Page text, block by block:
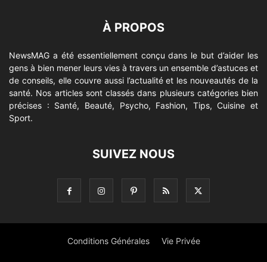
À PROPOS
NewsMAG a été essentiellement conçu dans le but d’aider les
gens à bien mener leurs vies à travers un ensemble d’astuces et
de conseils, elle couvre aussi l’actualité et les nouveautés de la
santé. Nos articles sont classés dans plusieurs catégories bien
précises : Santé, Beauté, Psycho, Fashion, Tips, Cuisine et
Sport.
SUIVEZ NOUS
Conditions Générales Vie Privée